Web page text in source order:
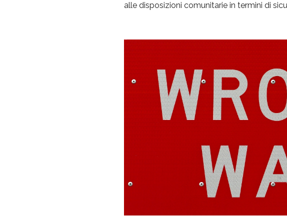
alle disposizioni comunitarie in termini di